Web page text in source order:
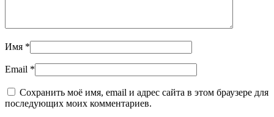
Имя *
Email *
Сохранить моё имя, email и адрес сайта в этом браузере для
последующих моих комментариев.